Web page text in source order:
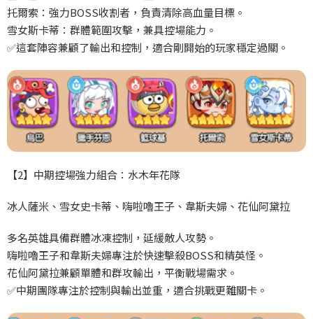
托爾索：強力BOSS收割者，負責清除高血量目標。
雪女斯卡蒂：群體範圍攻擊，兼具控場能力。
✅這套陣容兼顧了輸出和控制，適合剛開始的玩家穩定過關。
【2】中期控場強力組合：水木年花隊
冰人薩米、雪女史卡蒂、嗨啦嚕王子、韋斯夫婦、花仙阿黛拉
多名英雄具備群體冰凍控制，延緩敵人攻勢。
嗨啦嚕王子和韋斯夫婦專注於快速擊殺BOSS和精英怪。
花仙阿黛拉兼顧單體和群攻輸出，平衡戰場需求。
✅中期團隊專注於控制與輸出並重，適合挑戰更難關卡。